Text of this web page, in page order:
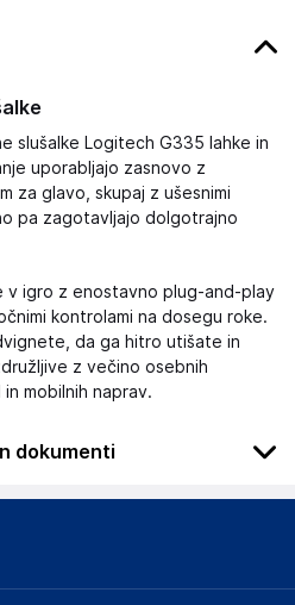
slušalke Logitech G335 lahke in
uporabljajo zasnovo z
za glavo, skupaj z ušesnimi
pa zagotavljajo dolgotrajno
v igro z enostavno plug-and-play
kontrolami na dosegu roke.
da ga hitro utišate in
z večino osebnih
mobilnih naprav.
dokumenti